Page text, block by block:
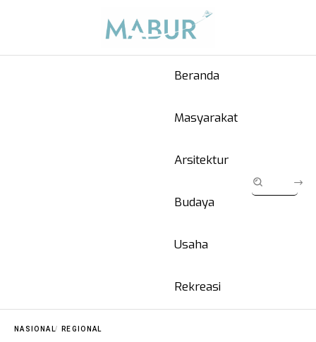
Beranda
Masyarakat
Arsitektur
Budaya
Usaha
Rekreasi
NASIONAL REGIONAL